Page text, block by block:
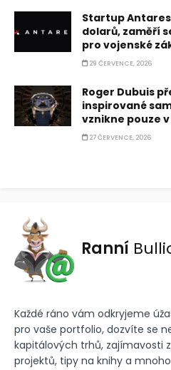
Startup
dolarů, zaměří
pro vojenské
29 ČERVENCE, 2026
Roger Dubuis
inspirované
vznikne pouze
27 ČERVENCE, 2026
Ranní
Každé ráno vám odkryjeme
pro vaše portfolio, dozvíte se
kapitálových trhů, zajímavosti
projektů, tipy na knihy a